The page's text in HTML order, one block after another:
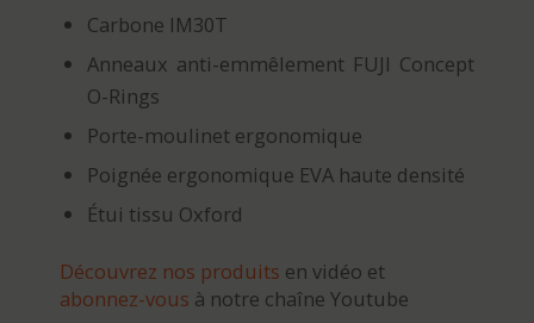
Carbone IM30T
Anneaux anti-emmêlement FUJI Concept
O-Rings
Porte-moulinet ergonomique
Poignée ergonomique EVA haute densité
Étui tissu Oxford
Découvrez nos produits en vidéo et
abonnez-vous à notre chaîne Youtube